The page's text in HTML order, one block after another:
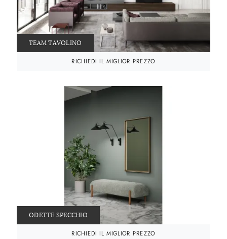
TEAM TAVOLINO
RICHIEDI IL MIGLIOR PREZZO
ODETTE SPECCHIO
RICHIEDI IL MIGLIOR PREZZO